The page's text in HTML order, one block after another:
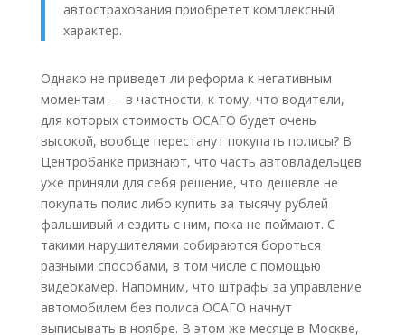
автострахования приобретет комплексный
характер.
Однако не приведет ли реформа к негативным
моментам — в частности, к тому, что водители,
для которых стоимость ОСАГО будет очень
высокой, вообще перестанут покупать полисы? В
Центробанке признают, что часть автовладельцев
уже приняли для себя решение, что дешевле не
покупать полис либо купить за тысячу рублей
фальшивый и ездить с ним, пока не поймают. С
такими нарушителями собираются бороться
разными способами, в том числе с помощью
видеокамер. Напомним, что штрафы за управление
автомобилем без полиса ОСАГО начнут
выписывать в ноябре. В этом же месяце в Москве,